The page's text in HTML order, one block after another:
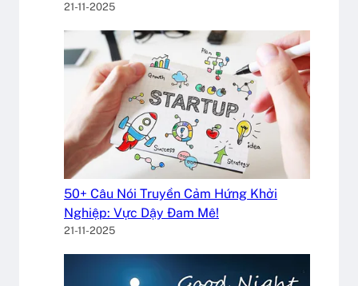
21-11-2025
50+ Câu Nói Truyền Cảm Hứng Khởi
Nghiệp: Vực Dậy Đam Mê!
21-11-2025